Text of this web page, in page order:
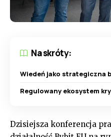
Na skróty:
Wiedeń jako strategiczna
Regulowany ekosystem
Dzisiejsza konferencja